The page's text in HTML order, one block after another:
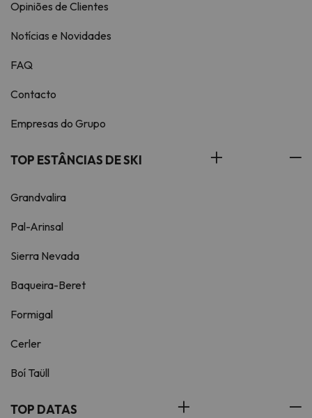
Opiniões de Clientes
Notícias e Novidades
FAQ
Contacto
Empresas do Grupo
TOP ESTÂNCIAS DE SKI
Grandvalira
Pal-Arinsal
Sierra Nevada
Baqueira-Beret
Formigal
Cerler
Boí Taüll
TOP DATAS